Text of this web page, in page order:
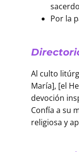
Por la
Al culto
María], [el
devoción
Confía a su
religiosa y